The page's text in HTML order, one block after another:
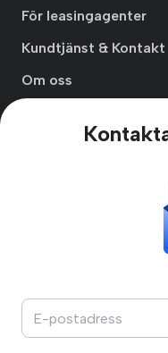
För leasingagenter
Kundtjänst & Kontakt
Om oss
Användarvillkor
Skapa
Kungsbro Strand 29
112 26 Stockholm, Sverige